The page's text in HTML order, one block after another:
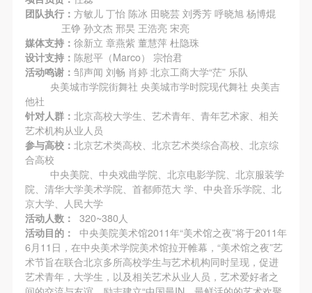
团队执行： 方敏儿 丁怡 陈冰 田晓芸 刘秀芳 呼晓旭 杨博焜
王铮 孙文杰 邢旲 王浩亮 宋亮
媒体支持： 徐新立 章燕紫 董慧萍 杜隐珠
设计支持： 陈慰平（Marco） 宗怡君
活动鸣谢： 邹声闻 刘畅 肖婷 北京工商大学“茫” 乐队
央美城市学院街舞社 央美城市学时院现代舞社 央美吉
他社
针对人群： 北京高校大学生、艺术青年、青年艺术家、相关
艺术机构从业人员
参与高校： 北京艺术类高校、北京艺术类综合高校、北京综
合高校
中央美院、中央戏曲学院、北京电影学院、北京服装学
院、清华大学美术学院、首都师范大 学、中央音乐学院、北
京大学、人民大学
活动人数：
320~380人
活动目的：
中央美院美术馆2011年“美术馆之夜”将于2011年
6月11日，在中央美术学院美术馆拉开帷幕，“美术馆之夜”艺
术节旨在联合北京多所高校学生与艺术机构同时呈现，促进
艺术青年，大学生，以及相关艺术从业人员，艺术爱好者之
参加活动者在此次活动期间应主动遵守美术馆活动秩
序、维护美术馆场地及展示、展览、馆藏艺术作品及
衍生品的安全。活动中一旦因个人原因造成美术馆场
地、空间、艺术品、衍生品等受到不同程度的损失、
破坏。活动中任何非事故当事人及美术馆将不承担相
应的责任与损失，应由参与活动者根据相应的法律条
文、组织规定进行协商和赔偿。并追究相应的法律责
任和经济责任。
第六条
参与活动者在参与活动时应当在美术馆工作人员及活
动导师、教师指导下进行，并正确的使用活动中所涉
及到的绘画工具、创作材料及配套设备、设施，若参
与者因个人原因在使用相应绘画工具、创作材料及配
套设备、设施造成个人受伤、伤害他人及造成相应工
具、材料、设备或设施的故障或损坏。参与活动者应
参加活动者在此次活动期间应主动遵守美术馆活动秩
序、维护美术馆场地及展示、展览、馆藏艺术作品及
衍生品的安全。活动中一旦因个人原因造成美术馆场
地、空间、艺术品、衍生品等受到不同程度的损失、
破坏。活动中任何非事故当事人及美术馆将不承担相
应的责任与损失，应由参与活动者根据相应的法律条
文、组织规定进行协商和赔偿。并追究相应的法律责
任和经济责任。
第六条
参与活动者在参与活动时应当在美术馆工作人员及活
动导师、教师指导下进行，并正确的使用活动中所涉
及到的绘画工具、创作材料及配套设备、设施，若参
与者因个人原因在使用相应绘画工具、创作材料及配
套设备、设施造成个人受伤、伤害他人及造成相应工
具、材料、设备或设施的故障或损坏。参与活动者应
参加活动者在此次活动期间应主动遵守美术馆活动秩
序、维护美术馆场地及展示、展览、馆藏艺术作品及
衍生品的安全。活动中一旦因个人原因造成美术馆场
地、空间、艺术品、衍生品等受到不同程度的损失、
破坏。活动中任何非事故当事人及美术馆将不承担相
应的责任与损失，应由参与活动者根据相应的法律条
文、组织规定进行协商和赔偿。并追究相应的法律责
任和经济责任。
第六条
参与活动者在参与活动时应当在美术馆工作人员及活
动导师、教师指导下进行，并正确的使用活动中所涉
及到的绘画工具、创作材料及配套设备、设施，若参
与者因个人原因在使用相应绘画工具、创作材料及配
套设备、设施造成个人受伤、伤害他人及造成相应工
具、材料、设备或设施的故障或损坏。参与活动者应